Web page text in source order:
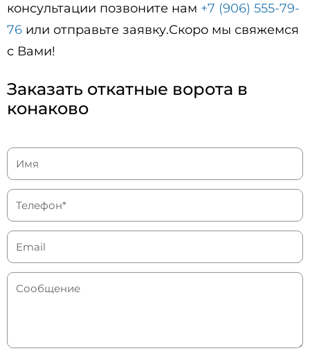
консультации позвоните нам +7 (906) 555-79-
76 или отправьте заявку.Скоро мы свяжемся
с Вами!
Заказать откатные ворота в
конаково